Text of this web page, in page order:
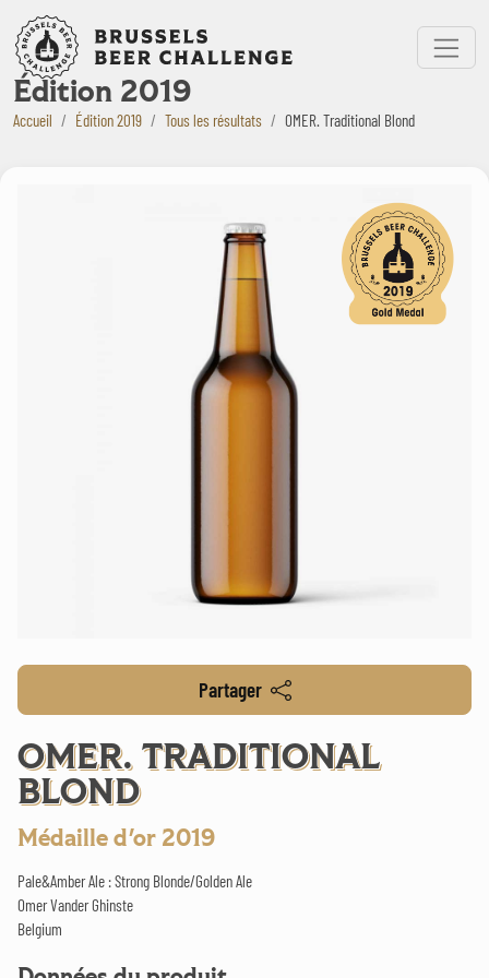
Bruxelles Beer Challenge
Menu
Édition 2019
Accueil Édition 2019 Tous les résultats OMER. Traditional Blond
Partager
OMER. TRADITIONAL
BLOND
Médaille d'or 2019
Pale&Amber Ale : Strong Blonde/Golden Ale
Omer Vander Ghinste
Belgium